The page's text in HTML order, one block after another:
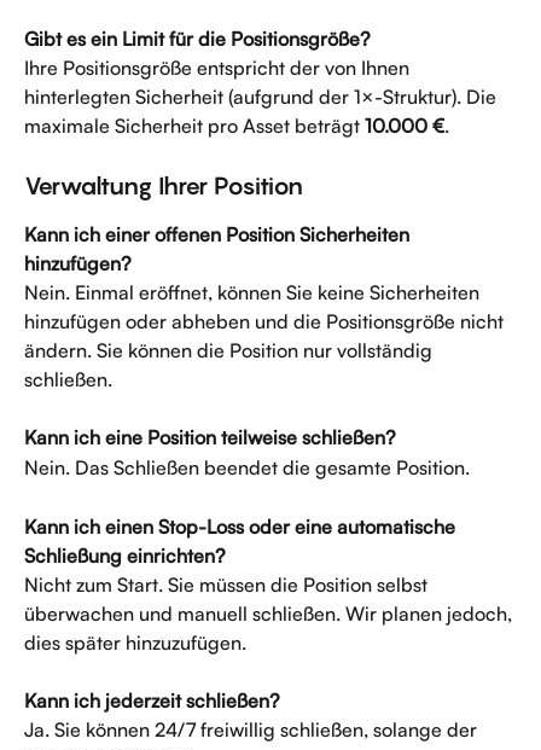
Gibt es ein Limit für die Positionsgröße?
Ihre Positionsgröße entspricht der von Ihnen
hinterlegten Sicherheit (aufgrund der 1×-Struktur). Die
maximale Sicherheit pro Asset beträgt 10.000 €.
Verwaltung Ihrer Position
Kann ich einer offenen Position Sicherheiten
hinzufügen?
Nein. Einmal eröffnet, können Sie keine Sicherheiten
hinzufügen oder abheben und die Positionsgröße nicht
ändern. Sie können die Position nur vollständig
schließen.
Kann ich eine Position teilweise schließen?
Nein. Das Schließen beendet die gesamte Position.
Kann ich einen Stop-Loss oder eine automatische
Schließung einrichten?
Nicht zum Start. Sie müssen die Position selbst
überwachen und manuell schließen. Wir planen jedoch,
dies später hinzuzufügen.
Kann ich jederzeit schließen?
Ja. Sie können 24/7 freiwillig schließen, solange der